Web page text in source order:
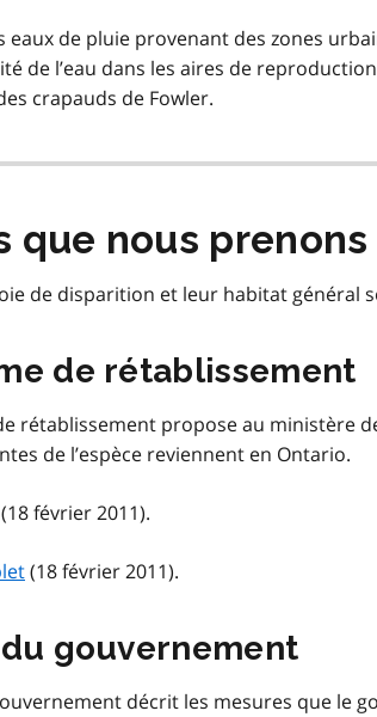
eaux de pluie provenant des zones
de l’eau dans les aires de
crapauds de Fowler.
que nous prenons
de disparition et leur habitat
de rétablissement
rétablissement propose au ministère
de l’espèce reviennent en Ontario.
(18 février 2011).
(18 février 2011).
gouvernement
décrit les mesures que le